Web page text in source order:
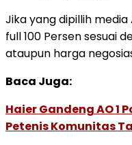
Jika yang dipillih
full 100 Persen sesuai
ataupun harga
Baca Juga:
Haier Gandeng AO 1
Petenis Komunitas